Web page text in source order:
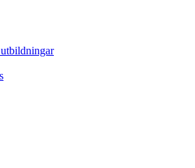
utbildningar